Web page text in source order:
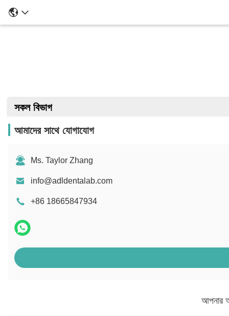
সকল বিভাগ
আমাদের সাথে যোগাযোগ
Ms. Taylor Zhang
info@adldentalab.com
+86 18665847934
আপনার